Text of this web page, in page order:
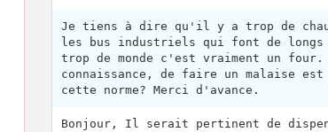
Je tiens à dire qu'il y a trop de
les bus industriels qui font de
trop de monde c'est vraiment un
connaissance, de faire un malaise
cette norme? Merci d'avance.
Bonjour, Il serait pertinent de